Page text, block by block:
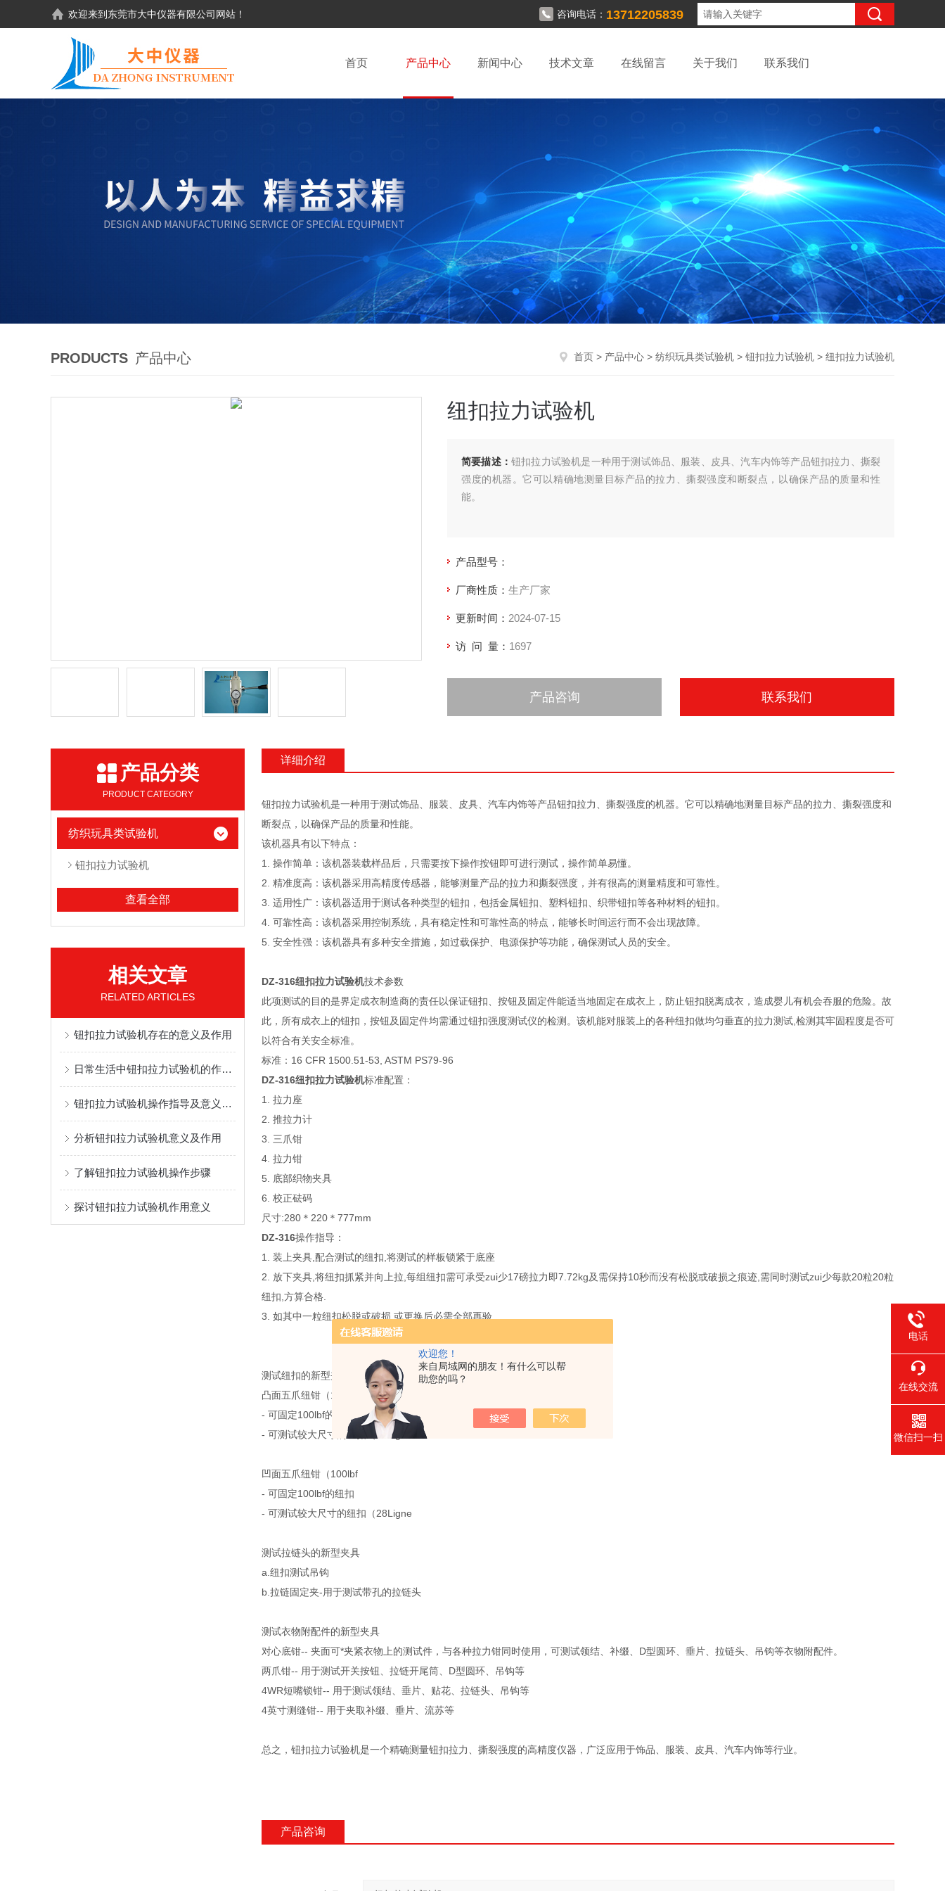
欢迎您！
来自局域网的朋友！有什么可以帮
助您的吗？
欢迎来到东莞市大中仪器有限公司网站！ 咨询电话： 13712205839
首页 产品中心 新闻中心 技术文章 在线留言 关于我们 联系我们
PRODUCTS 产品中心 首页 > 产品中心 > 纺织玩具类试验机 > 钮扣拉力试验机 > 纽扣拉力试验机
纽扣拉力试验机
简要描述： 钮扣拉力试验机是一种用于测试饰品、服装、皮具、汽车内饰等产品钮扣拉力、撕裂
强度的机器。它可以精确地测量目标产品的拉力、撕裂强度和断裂点，以确保产品的质量和性
能。
产品型号：
厂商性质： 生产厂家
更新时间： 2024-07-15
访 问 量： 1697
产品咨询 联系我们
产品分类
PRODUCT CATEGORY
纺织玩具类试验机
钮扣拉力试验机
查看全部
相关文章
RELATED ARTICLES
钮扣拉力试验机存在的意义及作用
日常生活中钮扣拉力试验机的作用有多大？
钮扣拉力试验机操作指导及意义说明
分析钮扣拉力试验机意义及作用
了解钮扣拉力试验机操作步骤
探讨钮扣拉力试验机作用意义
详细介绍
钮扣拉力试验机是一种用于测试饰品、服装、皮具、汽车内饰等产品钮扣拉力、撕裂强度的机器。它可以精确地测量目标产品的拉力、撕裂强度和
断裂点，以确保产品的质量和性能。
该机器具有以下特点：
1. 操作简单：该机器装载样品后，只需要按下操作按钮即可进行测试，操作简单易懂。
2. 精准度高：该机器采用高精度传感器，能够测量产品的拉力和撕裂强度，并有很高的测量精度和可靠性。
3. 适用性广：该机器适用于测试各种类型的钮扣，包括金属钮扣、塑料钮扣、织带钮扣等各种材料的钮扣。
4. 可靠性高：该机器采用控制系统，具有稳定性和可靠性高的特点，能够长时间运行而不会出现故障。
5. 安全性强：该机器具有多种安全措施，如过载保护、电源保护等功能，确保测试人员的安全。
DZ-316纽扣拉力试验机技术参数
此项测试的目的是界定成衣制造商的责任以保证钮扣、按钮及固定件能适当地固定在成衣上，防止钮扣脱离成衣，造成婴儿有机会吞服的危险。故
此，所有成衣上的钮扣，按钮及固定件均需通过钮扣强度测试仪的检测。该机能对服装上的各种纽扣做均匀垂直的拉力测试,检测其牢固程度是否可
以符合有关安全标准。
标准：16 CFR 1500.51-53, ASTM PS79-96
DZ-316纽扣拉力试验机标准配置：
1. 拉力座
2. 推拉力计
3. 三爪钳
4. 拉力钳
5. 底部织物夹具
6. 校正砝码
尺寸:280＊220＊777mm
DZ-316操作指导：
1. 装上夹具,配合测试的纽扣,将测试的样板锁紧于底座
2. 放下夹具,将纽扣抓紧并向上拉,每组纽扣需可承受zui少17磅拉力即7.72kg及需保持10秒而没有松脱或破损之痕迹,需同时测试zui少每款20粒20粒
纽扣,方算合格.
3. 如其中一粒纽扣松脱或破损,或更换后必需全部再验.
测试纽扣的新型夹具
凸面五爪纽钳（100lbf
- 可固定100lbf的纽扣
- 可测试较大尺寸的纽扣（28Ligne
凹面五爪纽钳（100lbf
- 可固定100lbf的纽扣
- 可测试较大尺寸的纽扣（28Ligne
测试拉链头的新型夹具
a.纽扣测试吊钩
b.拉链固定夹-用于测试带孔的拉链头
测试衣物附配件的新型夹具
对心底钳-- 夹面可*夹紧衣物上的测试件，与各种拉力钳同时使用，可测试领结、补缀、D型圆环、垂片、拉链头、吊钩等衣物附配件。
两爪钳-- 用于测试开关按钮、拉链开尾筒、D型圆环、吊钩等
4WR短嘴锁钳-- 用于测试领结、垂片、贴花、拉链头、吊钩等
4英寸测缝钳-- 用于夹取补缀、垂片、流苏等
总之，钮扣拉力试验机是一个精确测量钮扣拉力、撕裂强度的高精度仪器，广泛应用于饰品、服装、皮具、汽车内饰等行业。
产品咨询
电话
在线交流
微信扫一扫